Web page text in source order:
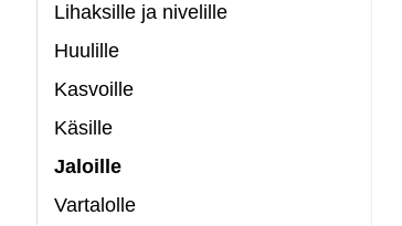
Lihaksille ja nivelille
Huulille
Kasvoille
Käsille
Jaloille
Vartalolle